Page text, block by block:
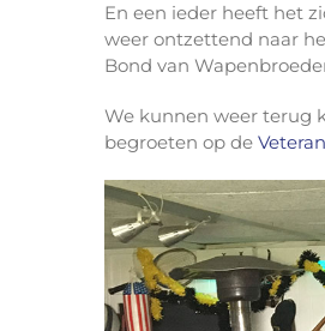
En een ieder heeft het
weer ontzettend naar
Bond van
We kunnen weer terug
begroeten op de